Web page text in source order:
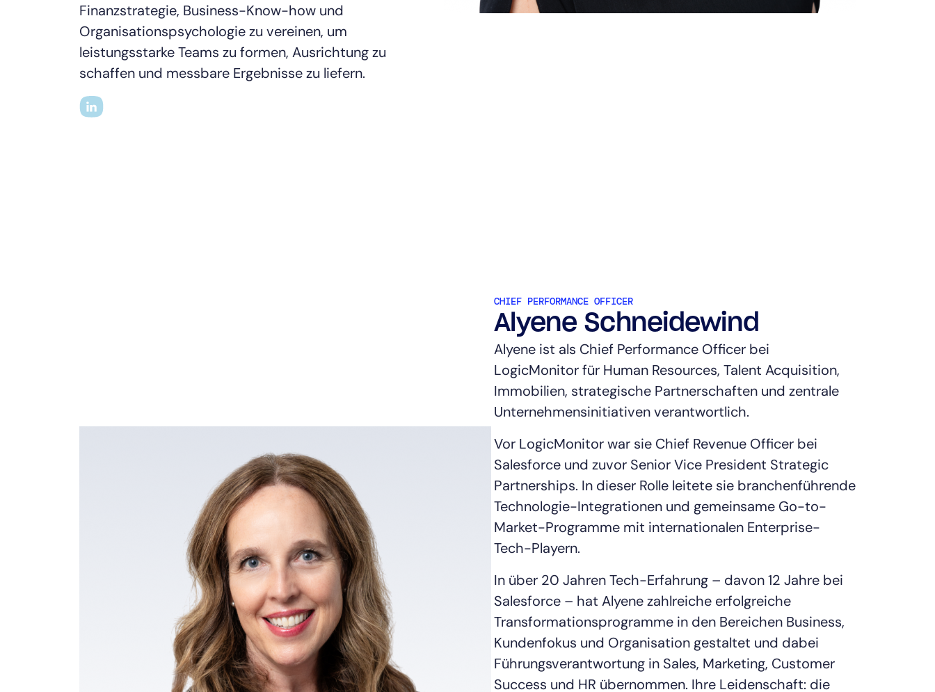
Finanzstrategie, Business-Know-how und
Organisationspsychologie zu vereinen, um
leistungsstarke Teams zu formen, Ausrichtung zu
schaffen und messbare Ergebnisse zu liefern.
CHIEF PERFORMANCE OFFICER
Alyene Schneidewind
Alyene ist als Chief Performance Officer bei
LogicMonitor für Human Resources, Talent Acquisition,
Immobilien, strategische Partnerschaften und zentrale
Unternehmensinitiativen verantwortlich.
Vor LogicMonitor war sie Chief Revenue Officer bei
Salesforce und zuvor Senior Vice President Strategic
Partnerships. In dieser Rolle leitete sie branchenführende
Technologie-Integrationen und gemeinsame Go-to-
Market-Programme mit internationalen Enterprise-
Tech-Playern.
In über 20 Jahren Tech-Erfahrung – davon 12 Jahre bei
Salesforce – hat Alyene zahlreiche erfolgreiche
Transformationsprogramme in den Bereichen Business,
Kundenfokus und Organisation gestaltet und dabei
Führungsverantwortung in Sales, Marketing, Customer
Success und HR übernommen. Ihre Leidenschaft: die